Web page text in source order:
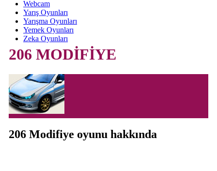
Webcam
Yarış Oyunları
Yarışma Oyunları
Yemek Oyunları
Zeka Oyunları
206 MODİFİYE
206 Modifiye oyunu hakkında